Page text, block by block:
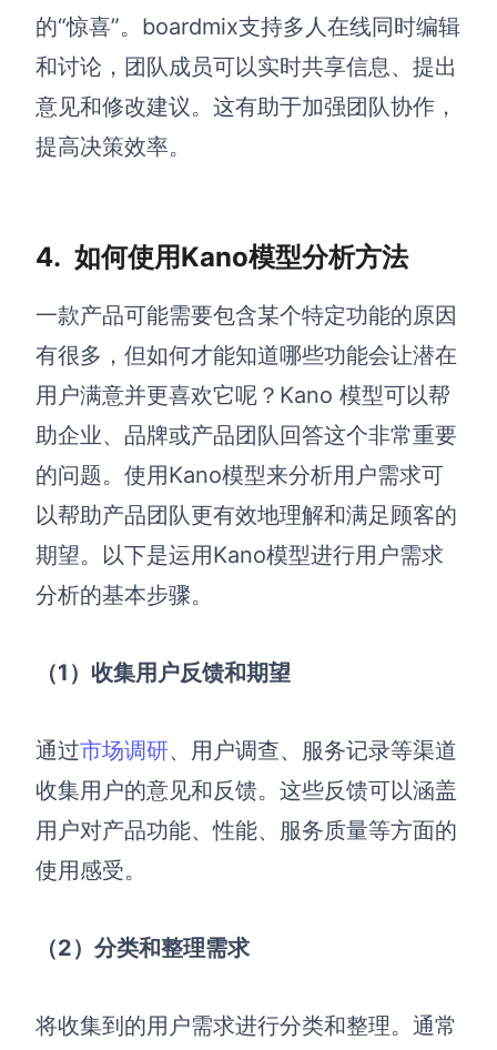
的“惊喜”。boardmix支持多人在线同时编辑
和讨论，团队成员可以实时共享信息、提出
意见和修改建议。这有助于加强团队协作，
提高决策效率。
4. 如何使用Kano模型分析方法
一款产品可能需要包含某个特定功能的原因
有很多，但如何才能知道哪些功能会让潜在
用户满意并更喜欢它呢？Kano 模型可以帮
助企业、品牌或产品团队回答这个非常重要
的问题。使用Kano模型来分析用户需求可
以帮助产品团队更有效地理解和满足顾客的
期望。以下是运用Kano模型进行用户需求
分析的基本步骤。
（1 ）收集用户反馈和期望
通过市场调研、用户调查、服务记录等渠道
收集用户的意见和反馈。这些反馈可以涵盖
用户对产品功能、性能、服务质量等方面的
使用感受。
（2）分类和整理需求
将收集到的用户需求进行分类和整理。通常